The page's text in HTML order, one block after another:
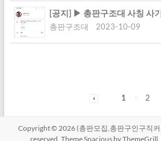
[공지] ▶ 총판구조대 사칭 사
총판구조대 2023-10-09
1 2
Copyright © 2026(총판모집,총판구인구직
reserved. ThemeSpacious by